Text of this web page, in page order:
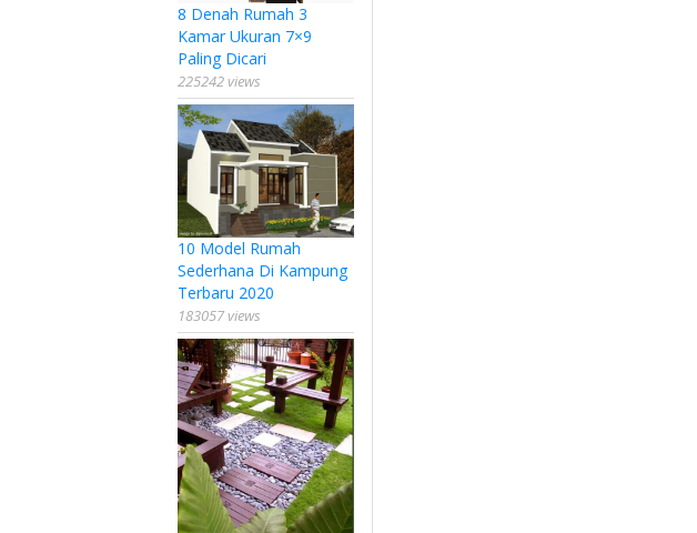
8 Denah Rumah 3
Kamar Ukuran 7×9
Paling Dicari
225242 views
10 Model Rumah
Sederhana Di Kampung
Terbaru 2020
183057 views